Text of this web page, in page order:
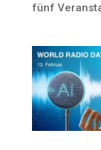
fünf